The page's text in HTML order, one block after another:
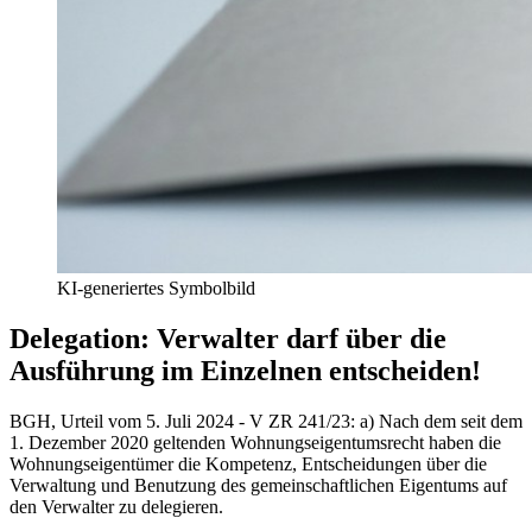
KI-generiertes Symbolbild
Delegation: Verwalter darf über die
Ausführung im Einzelnen entscheiden!
BGH, Urteil vom 5. Juli 2024 - V ZR 241/23: a) Nach dem seit dem
1. Dezember 2020 geltenden Wohnungseigentumsrecht haben die
Wohnungseigentümer die Kompetenz, Entscheidungen über die
Verwaltung und Benutzung des gemeinschaftlichen Eigentums auf
den Verwalter zu delegieren.